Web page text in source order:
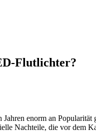
Flutlichter?
Jahren enorm an
Nachteile, die vor dem